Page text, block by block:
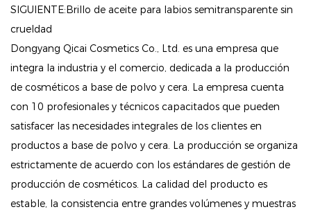
protectora que retiene la hidratación esencial y
previene la sequedad incluso en condiciones
climáticas difíciles.
Acabado de alto brillo: logra un brillo luminoso y
saludable con una textura no pegajosa que realza la
belleza natural de tus labios sin dejar residuos.
Tamaño apto para viajes: Tamaño conveniente para
caber en cualquier bolso o bolsillo, lo que lo
SIGUIENTE:Brillo de aceite para labios semitransparente sin
crueldad
Dongyang Qicai Cosmetics Co., Ltd. es una empresa que
integra la industria y el comercio, dedicada a la producción
de cosméticos a base de polvo y cera. La empresa cuenta
con 10 profesionales y técnicos capacitados que pueden
satisfacer las necesidades integrales de los clientes en
productos a base de polvo y cera. La producción se organiza
estrictamente de acuerdo con los estándares de gestión de
producción de cosméticos. La calidad del producto es
estable, la consistencia entre grandes volúmenes y muestras